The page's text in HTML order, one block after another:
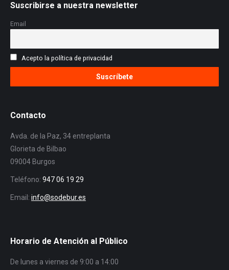
Suscribirse a nuestra newsletter
Email
Acepto la política de privacidad
Contacto
Avda. de la Paz, 34 entreplanta
Glorieta de Bilbao
09004 Burgos
Teléfono: 947 06 19 29
Email: info@sodebur.es
Horario de Atención al Público
De lunes a viernes de 9:00 a 14:00